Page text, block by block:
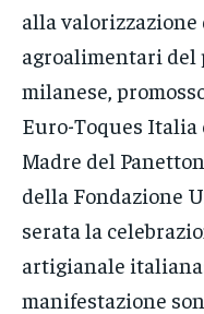
alla
agroalimentari
milanese,
Euro-Toques Italia
Madre del
della Fondazione
serata la
artigianale
manifestazione